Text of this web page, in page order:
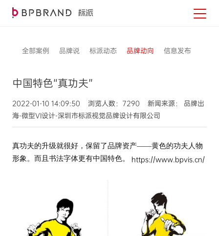
全部案例 品牌说 标派动态 品牌动向 信息发布
中国特色“真功夫”
2022-01-10 14:09:50 浏览人数：7290 新闻来源： 品牌出
海-微型VI设计-深圳市标派视觉品牌设计有限公司
真功夫的升级就很好，保留了品牌资产——黄色的功夫人物
形象。而且书法字体更有中国特色。
https://www.bpvis.cn/